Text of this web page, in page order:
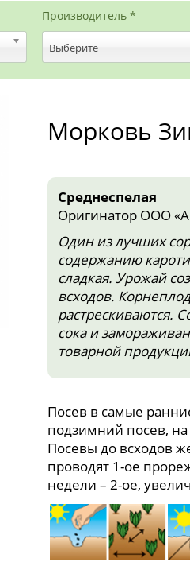
Производитель *
Выберите
Морковь
Среднеспелая
Оригинатор ООО
Один из лучших
содержанию
сладкая. Урожай
всходов.
растрескиваются.
сока и
товарной
Посев в самые
подзимний посев,
Посевы до всходов
проводят 1-ое
недели – 2-ое,